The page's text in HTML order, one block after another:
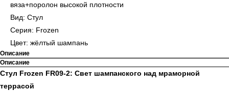
вяза+поролон высокой плотности
Вид: Стул
Серия: Frozen
Цвет: жёлтый шампань
Описание
Описание
Стул Frozen FR09-2: Свет шампанского над мраморной
террасой